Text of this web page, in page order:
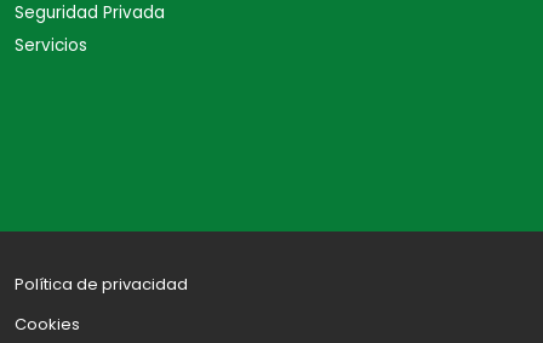
Seguridad Privada
Servicios
Política de privacidad
Cookies